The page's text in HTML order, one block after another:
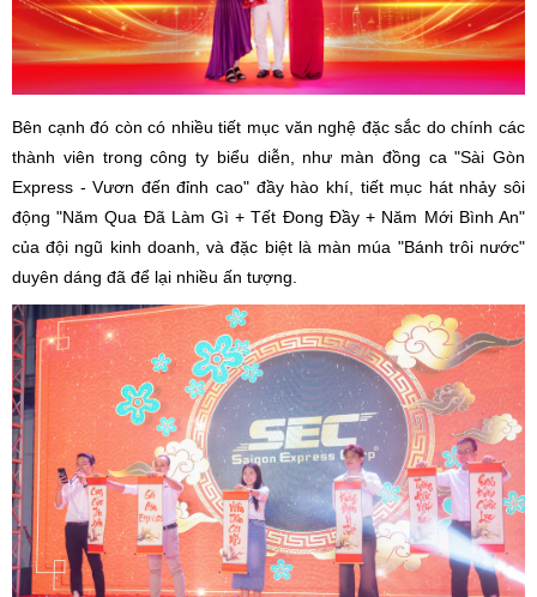
Bên cạnh đó còn có nhiều tiết mục văn nghệ đặc sắc do chính các
thành viên trong công ty biểu diễn, như màn đồng ca "Sài Gòn
Express - Vươn đến đỉnh cao" đầy hào khí, tiết mục hát nhảy sôi
động "Năm Qua Đã Làm Gì + Tết Đong Đầy + Năm Mới Bình An"
của đội ngũ kinh doanh, và đặc biệt là màn múa "Bánh trôi nước"
duyên dáng đã để lại nhiều ấn tượng.